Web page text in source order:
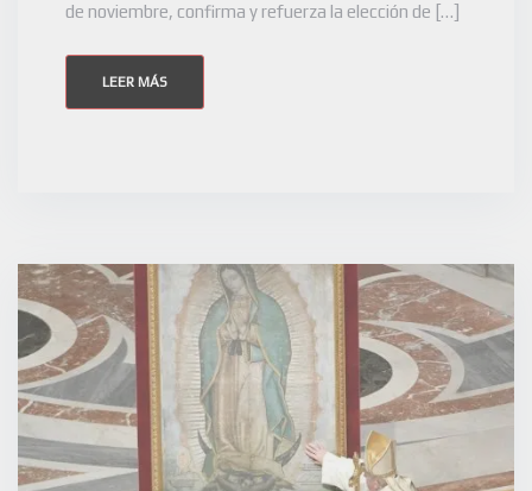
de noviembre, confirma y refuerza la elección de […]
LEER MÁS